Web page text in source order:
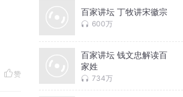
赞
百家讲坛 丁牧讲宋徽宗
600万
百家讲坛 钱文忠解读百
家姓
734万